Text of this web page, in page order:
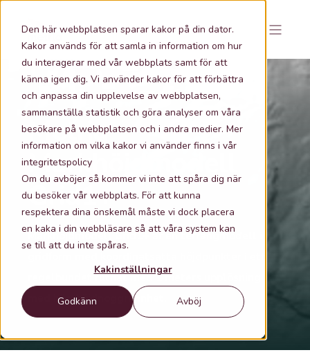
Den här webbplatsen sparar kakor på din dator.
Kakor används för att samla in information om hur
du interagerar med vår webbplats samt för att
känna igen dig. Vi använder kakor för att förbättra
och anpassa din upplevelse av webbplatsen,
sammanställa statistik och göra analyser om våra
besökare på webbplatsen och i andra medier. Mer
information om vilka kakor vi använder finns i vår
integritetspolicy
Om du avböjer så kommer vi inte att spåra dig när
du besöker vår webbplats. För att kunna
respektera dina önskemål måste vi dock placera
en kaka i din webbläsare så att våra system kan
se till att du inte spåras.
Kakinställningar
Godkänn Avböj
Metria
Markhöjdmodell
Grid1+
MarkhöjdmodellGrid1+ är en terrängmodell i
regelbundet rutnät med 1 meters upplösning
med hög höjdnoggrannhet.